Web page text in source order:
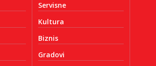
Servisne
Kultura
Biznis
Gradovi